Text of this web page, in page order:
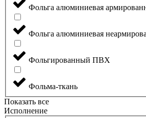
Фольга алюминиевая
Фольга алюминиевая
Фольгированный ПВХ
Фольма-ткань
Показать все
Исполнение